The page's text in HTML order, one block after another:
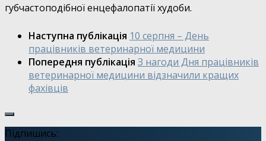
губчастоподібної енцефалопатії худоби.
Наступна публікація 10 серпня – День
працівників ветеринарної медицини
Попередня публікація З нагоди Дня працівників
ветеринарної медицини відзначили кращих
фахівців
Підпишись: